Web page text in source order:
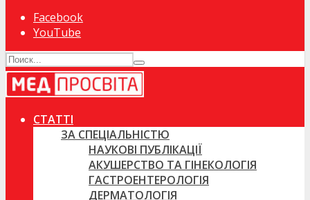
Facebook
YouTube
СТАТТІ
ЗА СПЕЦІАЛЬНІСТЮ
НАУКОВІ ПУБЛІКАЦІЇ
АКУШЕРСТВО ТА ГІНЕКОЛОГІЯ
ГАСТРОЕНТЕРОЛОГІЯ
ДЕРМАТОЛОГІЯ